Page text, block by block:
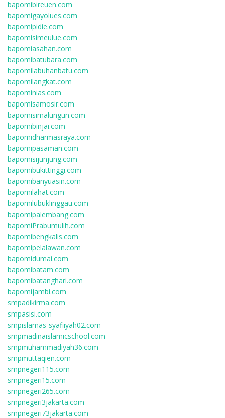
bapomibireuen.com
bapomigayolues.com
bapomipidie.com
bapomisimeulue.com
bapomiasahan.com
bapomibatubara.com
bapomilabuhanbatu.com
bapomilangkat.com
bapominias.com
bapomisamosir.com
bapomisimalungun.com
bapomibinjai.com
bapomidharmasraya.com
bapomipasaman.com
bapomisijunjung.com
bapomibukittinggi.com
bapomibanyuasin.com
bapomilahat.com
bapomilubuklinggau.com
bapomipalembang.com
bapomiPrabumulih.com
bapomibengkalis.com
bapomipelalawan.com
bapomidumai.com
bapomibatam.com
bapomibatanghari.com
bapomijambi.com
smpadikirma.com
smpasisi.com
smpislamas-syafiiyah02.com
smpmadinaislamicschool.com
smpmuhammadiyah36.com
smpmuttaqien.com
smpnegeri115.com
smpnegeri15.com
smpnegeri265.com
smpnegeri3jakarta.com
smpnegeri73jakarta.com